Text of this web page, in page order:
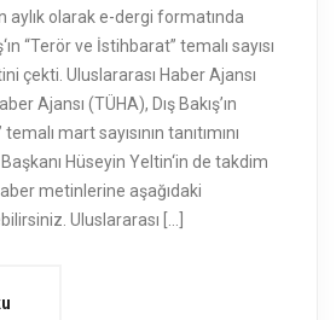
aylık olarak e-dergi formatında
“Terör ve İstihbarat” temalı sayısı
çekti. Uluslararası Haber Ajansı
Ajansı (TÜHA), Dış Bakış’ın
mart sayısının tanıtımını
Hüseyin Yeltin‘in de takdim
metinlerine aşağıdaki
Uluslararası […]